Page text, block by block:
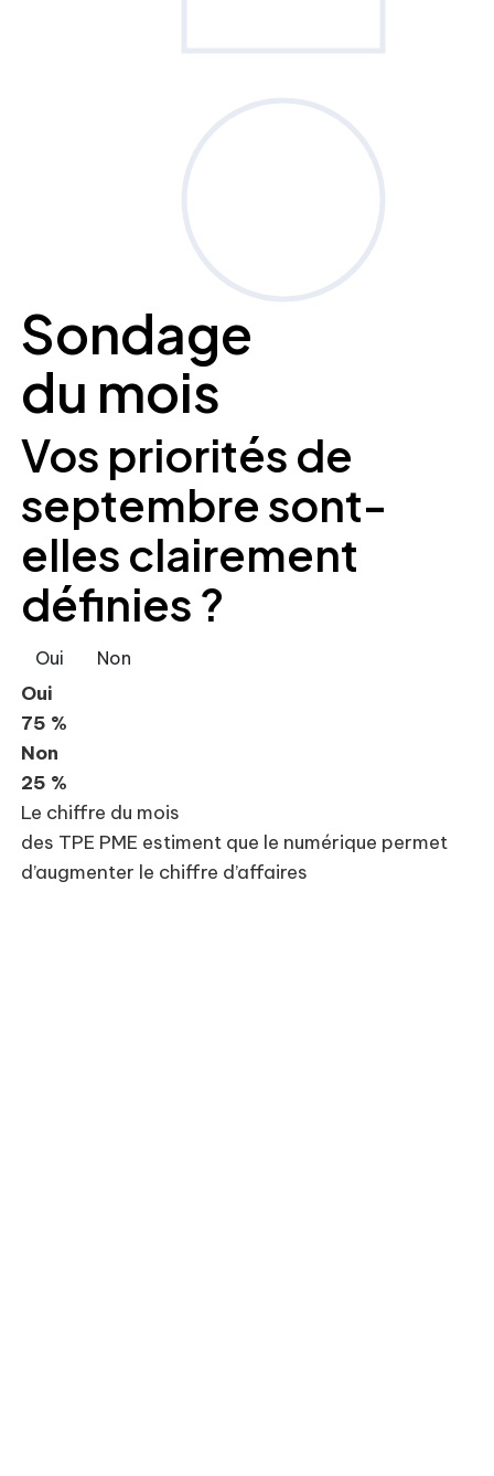
Sondage
du mois
Vos priorités de
septembre sont-
elles clairement
définies ?
Oui Non
Oui
75 %
Non
25 %
Le chiffre du mois
des TPE PME estiment que le numérique permet
d’augmenter le chiffre d’affaires